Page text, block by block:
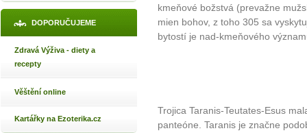
DOPORUČUJEME
Zdravá Výživa - diety a
recepty
Věštění online
Kartářky na Ezoterika.cz
kmeňové božstvá (prevažne
mien bohov, z toho 305 sa
bytostí je nad-kmeňového
Trojica Taranis-Teutates-Esus
panteóne. Taranis je značne